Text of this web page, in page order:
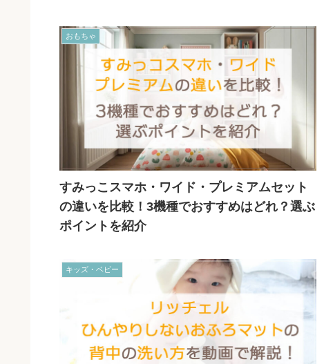
おもちゃ
すみっこスマホ・ワイド・プレミアムセット
の違いを比較！3機種でおすすめはどれ？選ぶ
ポイントを紹介
キッズ・ベビー